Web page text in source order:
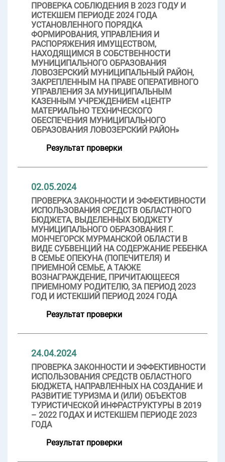
ПРОВЕРКА СОБЛЮДЕНИЯ В 2023 ГОДУ И
ИСТЕКШЕМ ПЕРИОДЕ 2024 ГОДА
УСТАНОВЛЕННОГО ПОРЯДКА
ФОРМИРОВАНИЯ, УПРАВЛЕНИЯ И
РАСПОРЯЖЕНИЯ ИМУЩЕСТВОМ,
НАХОДЯЩИМСЯ В СОБСТВЕННОСТИ
МУНИЦИПАЛЬНОГО ОБРАЗОВАНИЯ
ЛОВОЗЕРСКИЙ МУНИЦИПАЛЬНЫЙ РАЙОН,
ЗАКРЕПЛЕННЫМ НА ПРАВЕ ОПЕРАТИВНОГО
УПРАВЛЕНИЯ ЗА МУНИЦИПАЛЬНЫМ
КАЗЕННЫМ УЧРЕЖДЕНИЕМ «ЦЕНТР
МАТЕРИАЛЬНО ТЕХНИЧЕСКОГО
ОБЕСПЕЧЕНИЯ МУНИЦИПАЛЬНОГО
ОБРАЗОВАНИЯ ЛОВОЗЕРСКИЙ РАЙОН»
Результат проверки
02.05.2024
ПРОВЕРКА ЗАКОННОСТИ И ЭФФЕКТИВНОСТИ
ИСПОЛЬЗОВАНИЯ СРЕДСТВ ОБЛАСТНОГО
БЮДЖЕТА, ВЫДЕЛЕННЫХ БЮДЖЕТУ
МУНИЦИПАЛЬНОГО ОБРАЗОВАНИЯ Г.
МОНЧЕГОРСК МУРМАНСКОЙ ОБЛАСТИ В
ВИДЕ СУБВЕНЦИЙ НА СОДЕРЖАНИЕ РЕБЕНКА
В СЕМЬЕ ОПЕКУНА (ПОПЕЧИТЕЛЯ) И
ПРИЕМНОЙ СЕМЬЕ, А ТАКЖЕ
ВОЗНАГРАЖДЕНИЕ, ПРИЧИТАЮЩЕЕСЯ
ПРИЕМНОМУ РОДИТЕЛЮ, ЗА ПЕРИОД 2023
ГОД И ИСТЕКШИЙ ПЕРИОД 2024 ГОДА
Результат проверки
24.04.2024
ПРОВЕРКА ЗАКОННОСТИ И ЭФФЕКТИВНОСТИ
ИСПОЛЬЗОВАНИЯ СРЕДСТВ ОБЛАСТНОГО
БЮДЖЕТА, НАПРАВЛЕННЫХ НА СОЗДАНИЕ И
РАЗВИТИЕ ТУРИЗМА И (ИЛИ) ОБЪЕКТОВ
ТУРИСТИЧЕСКОЙ ИНФРАСТРУКТУРЫ В 2019
– 2022 ГОДАХ И ИСТЕКШЕМ ПЕРИОДЕ 2023
ГОДА
Результат проверки